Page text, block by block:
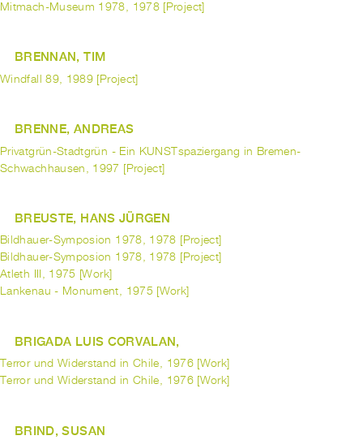
Mitmach-Museum 1978, 1978 [Project]
BRENNAN, TIM
Windfall 89, 1989 [Project]
BRENNE, ANDREAS
Privatgrün-Stadtgrün - Ein KUNSTspaziergang in Bremen-
Schwachhausen, 1997 [Project]
BREUSTE, HANS JÜRGEN
Bildhauer-Symposion 1978, 1978 [Project]
Bildhauer-Symposion 1978, 1978 [Project]
Atleth III, 1975 [Work]
Lankenau - Monument, 1975 [Work]
BRIGADA LUIS CORVALAN,
Terror und Widerstand in Chile, 1976 [Work]
Terror und Widerstand in Chile, 1976 [Work]
BRIND, SUSAN